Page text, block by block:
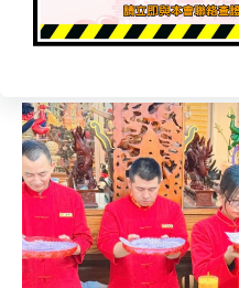
得的天赦日，根據民俗說
勢能量超強，想幫自己轉